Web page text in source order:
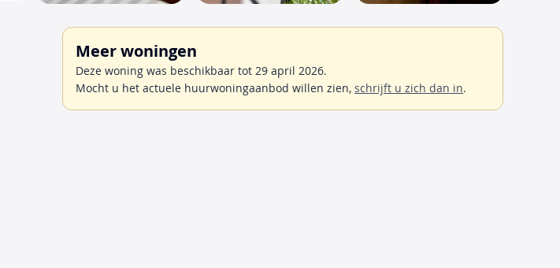
Meer woningen
Deze woning was beschikbaar tot 29 april 2026.
Mocht u het actuele huurwoningaanbod willen zien, schrijft u zich dan in.